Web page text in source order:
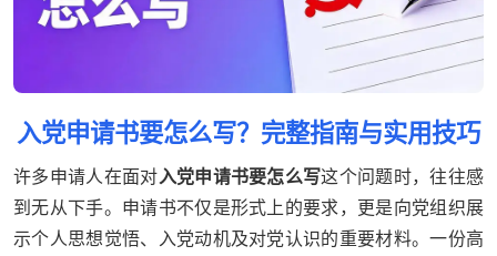
入党申请书要怎么写？完整指南与实用技巧
许多申请人在面对入党申请书要怎么写这个问题时，往往感
到无从下手。申请书不仅是形式上的要求，更是向党组织展
示个人思想觉悟、入党动机及对党认识的重要材料。一份高